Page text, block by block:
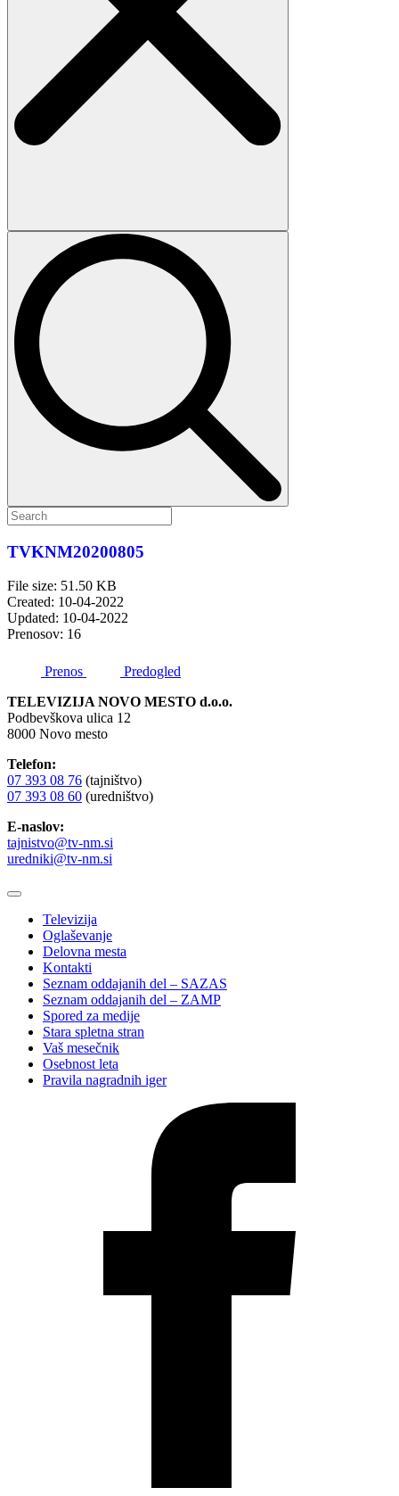
TVKNM20200805
File size: 51.50 KB
Created: 10-04-2022
Updated: 10-04-2022
Prenosov: 16
Prenos
Predogled
TELEVIZIJA NOVO MESTO d.o.o.
Podbevškova ulica 12
8000 Novo mesto
Telefon:
07 393 08 76 (tajništvo)
07 393 08 60 (uredništvo)
E-naslov:
tajnistvo@tv-nm.si
uredniki@tv-nm.si
Televizija
Oglaševanje
Delovna mesta
Kontakti
Seznam oddajanih del – SAZAS
Seznam oddajanih del – ZAMP
Spored za medije
Stara spletna stran
Vaš mesečnik
Osebnost leta
Pravila nagradnih iger